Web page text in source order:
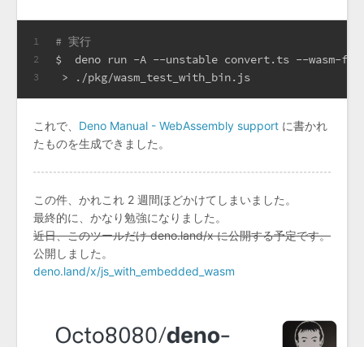
1
2
3
# 実行
$  deno run -A --unstable convert.ts --wasm-
> ./pkg/wasm_test_with_bin.js
これで、 Deno Manual - WebAssembly support に書かれ
たものを生成できました。
この件、かれこれ 2 週間ほどかけてしまいました。
最終的に、かなり勉強になりました。
近日、このツールだけ deno.land/x に公開する予定です。
公開しました。
deno.land/x/js_with_embedded_wasm